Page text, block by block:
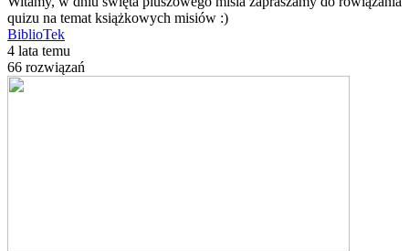
quizu na temat książkowych misiów :)
BiblioTek
4 lata temu
66 rozwiązań